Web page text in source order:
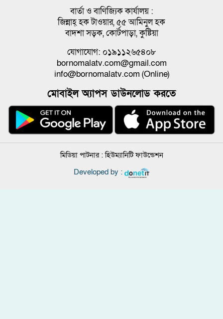
বার্তা ও বাণিজ্যিক কার্যালয় :
জিন্নাহ্ হক টাওয়ার, ৫৫ আমিনুল হক
বাদশা সড়ক, কোর্টপাড়া, কুষ্টিয়া
যোগাযোগ: ০১৯১১২৬৫৪০৮
bornomalatv.com@gmail.com
info@bornomalatv.com (Online)
মোবাইল অ্যাপস ডাউনলোড করতে
মিডিয়া পাটনার :হিউম্যানিটি ফাউন্ডেশন
Developed by :